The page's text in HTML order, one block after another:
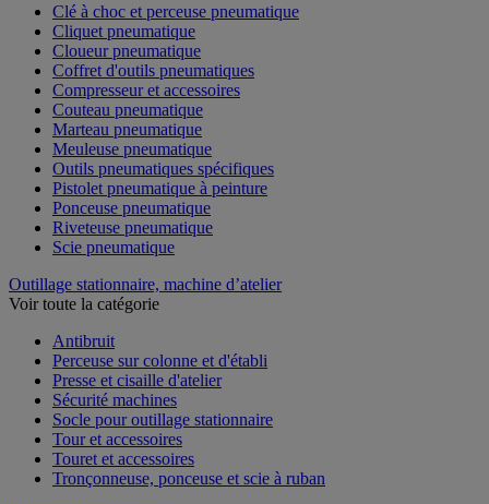
Clé à choc et perceuse pneumatique
Cliquet pneumatique
Cloueur pneumatique
Coffret d'outils pneumatiques
Compresseur et accessoires
Couteau pneumatique
Marteau pneumatique
Meuleuse pneumatique
Outils pneumatiques spécifiques
Pistolet pneumatique à peinture
Ponceuse pneumatique
Riveteuse pneumatique
Scie pneumatique
Outillage stationnaire, machine d’atelier
Voir toute la catégorie
Antibruit
Perceuse sur colonne et d'établi
Presse et cisaille d'atelier
Sécurité machines
Socle pour outillage stationnaire
Tour et accessoires
Touret et accessoires
Tronçonneuse, ponceuse et scie à ruban